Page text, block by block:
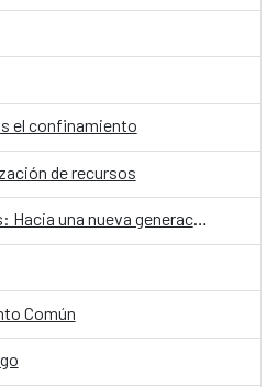
el confinamiento
de recursos
Los derechos culturales: Hacia una nueva generación de políticas públicas
Común